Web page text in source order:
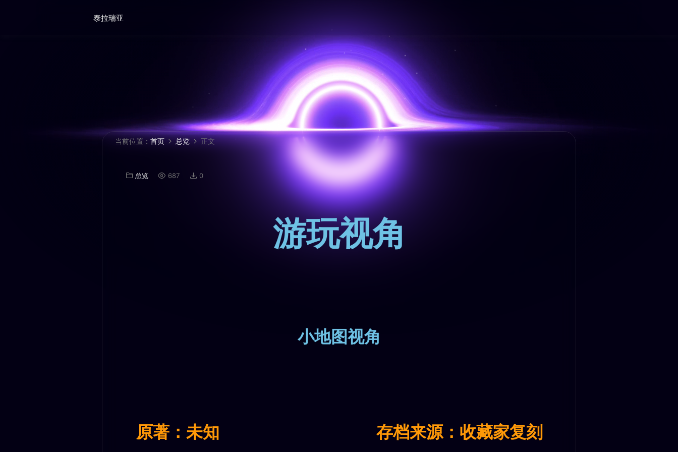
泰拉瑞亚
当前位置： 首页 总览 正文
总览 687 0
游玩视角
小地图视角
原著：未知 存档来源：收藏家复刻